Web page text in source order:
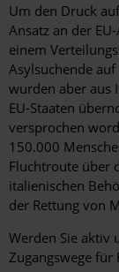
Um den Druck
Ansatz an der
einem
Asylsuchende
wurden aber aus
EU-Staaten
versprochen
150.000
Fluchtroute über
italienischen
der Rettung von
Werden Sie aktiv
Zugangswege für